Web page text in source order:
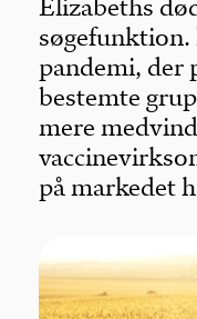
Elizabeths
søgefunktion.
pandemi,
bestemte
mere
på markedet